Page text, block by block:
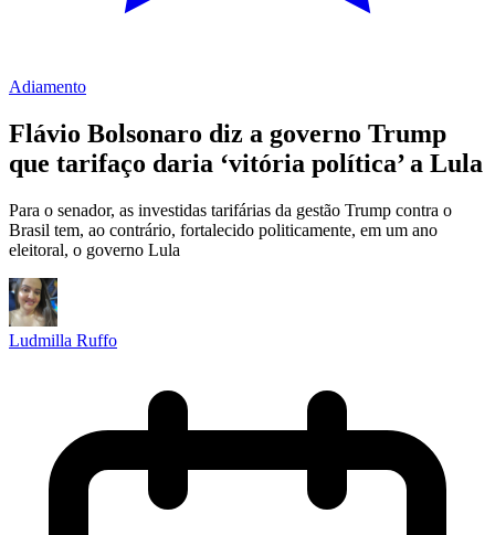
Adiamento
Flávio Bolsonaro diz a governo Trump
que tarifaço daria ‘vitória política’ a Lula
Para o senador, as investidas tarifárias da gestão Trump contra o
Brasil tem, ao contrário, fortalecido politicamente, em um ano
eleitoral, o governo Lula
Ludmilla Ruffo